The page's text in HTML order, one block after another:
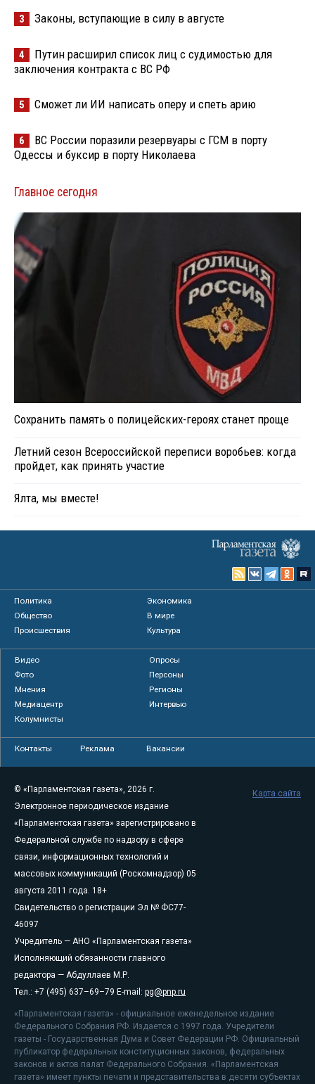
3 Законы, вступающие в силу в августе
4
Путин расширил список лиц с судимостью для
заключения контракта с ВС РФ
5 Сможет ли ИИ написать оперу и спеть арию
6
ВС России поразили резервуары с ГСМ в порту
Одессы и буксир в порту Николаева
Главное сегодня
Сохранить память о полицейских-героях станет проще
Летний сезон Всероссийской переписи воробьев: когда
пройдет, как принять участие
Ялта, мы вместе!
Политика
Экономика
Общество
В мире
Происшествия
Культура
Видео
Опросы
Фото
Персоны
Мнения
Регионы
Медиацентр
Интервью
Колумнисты
Контакты Реклама Вакансии
© «Парламентская газета», 2026 г.
Электронное периодическое издание
«Парламентская газета» зарегистрировано в
Федеральной службе по надзору в сфере
связи, информационных технологий и
массовых коммуникаций (Роскомнадзор) 05
августа 2011 года. 18+
Свидетельство о регистрации Эл № ФС77-
46097
Учредитель — АНО «Парламентская газета»
Исполняющий обязанности главного
редактора — Абдуллаев М.Р.
Тел.: +7 (495) 637–69–79 E-mail: pg@pnp.ru
«Парламентская газета» - официальное еженедельное издание
Федерального Собрания РФ. Издается с 1997 года. Учредители
газеты - Государственная Дума и Совет Федерации РФ. Официальный
публикатор федеральных конституционных законов, федеральных
законов и актов палат Федерального Собрания. «Парламентская
газета» имеет пункты печати и представительства в десяти субъектах
Карта сайта